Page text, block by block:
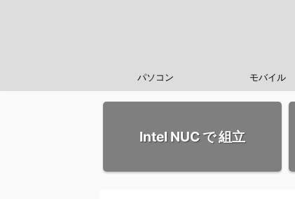
パソコン モバイル
Intel NUC で 組立